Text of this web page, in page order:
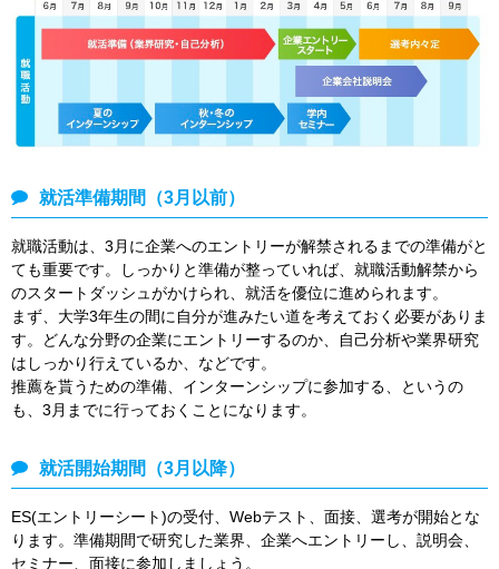
就活準備期間（3月以前）
就職活動は、3月に企業へのエントリーが解禁されるまでの準備がと
ても重要です。しっかりと準備が整っていれば、就職活動解禁から
のスタートダッシュがかけられ、就活を優位に進められます。
まず、大学3年生の間に自分が進みたい道を考えておく必要がありま
す。どんな分野の企業にエントリーするのか、自己分析や業界研究
はしっかり行えているか、などです。
推薦を貰うための準備、インターンシップに参加する、というの
も、3月までに行っておくことになります。
就活開始期間（3月以降）
ES(エントリーシート)の受付、Webテスト、面接、選考が開始とな
ります。準備期間で研究した業界、企業へエントリーし、説明会、
セミナー、面接に参加しましょう。